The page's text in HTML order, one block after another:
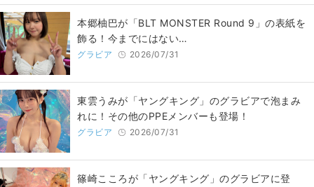
本郷柚巴が「BLT MONSTER Round 9」の表紙を
飾る！今までにはない…
グラビア 2026/07/31
東雲うみが「ヤングキング」のグラビアで泡まみ
れに！その他のPPEメンバーも登場！
グラビア 2026/07/31
篠崎こころが「ヤングキング」のグラビアに登